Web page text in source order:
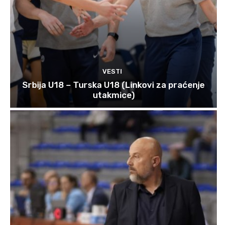
VESTI
Srbija U18 – Turska U18 (Linkovi za praćenje
utakmice)